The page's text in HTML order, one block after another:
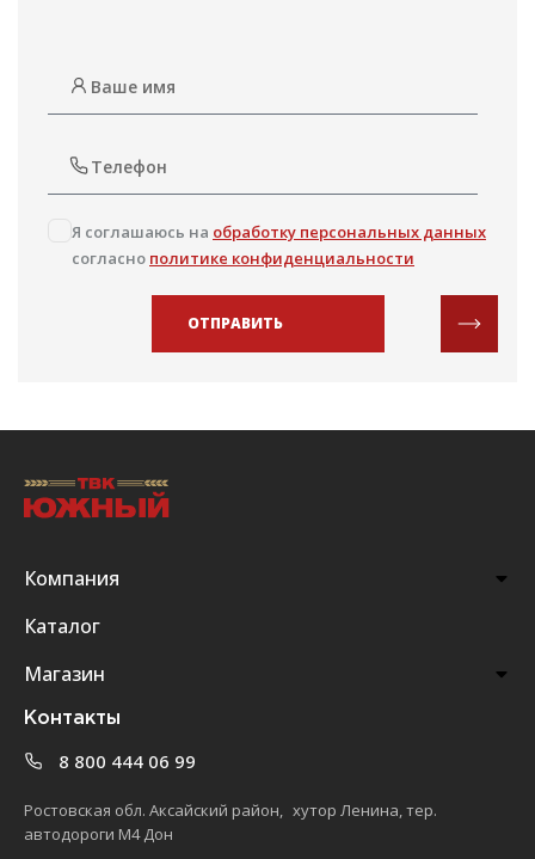
Я соглашаюсь на обработку персональных данных
согласно политике конфиденциальности
ОТПРАВИТЬ
Компания
Каталог
Магазин
Контакты
8 800 444 06 99
Ростовская обл. Аксайский район, хутор Ленина, тер.
автодороги М4 Дон